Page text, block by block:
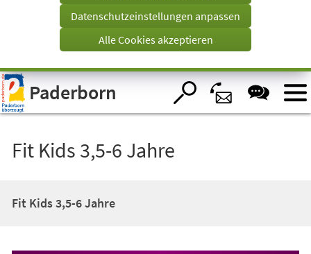
Visuelle
Assistenzsoftware
öffnen.
Tab)
Datenschutzeinstellungen anpassen
Alle Cookies akzeptieren
Paderborn
Fit Kids 3,5-6 Jahre
Fit Kids 3,5-6 Jahre